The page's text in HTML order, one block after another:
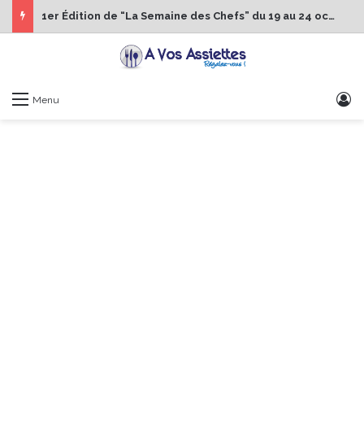
1er Édition de “La Semaine des Chefs” du 19 au 24 octobre 2026
Menu